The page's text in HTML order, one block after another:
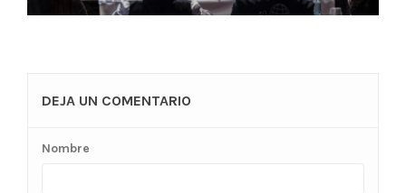
DEJA UN COMENTARIO
Nombre